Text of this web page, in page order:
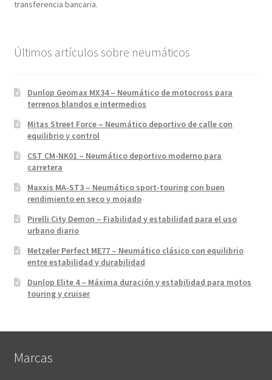
transferencia bancaria.
Últimos artículos sobre neumáticos
Dunlop Geomax MX34 – Neumático de motocross para
terrenos blandos e intermedios
Mitas Street Force – Neumático deportivo de calle con
equilibrio y control
CST CM-NK01 – Neumático deportivo moderno para
carretera
Maxxis MA-ST3 – Neumático sport-touring con buen
rendimiento en seco y mojado
Pirelli City Demon – Fiabilidad y estabilidad para el uso
urbano diario
Metzeler Perfect ME77 – Neumático clásico con equilibrio
entre estabilidad y durabilidad
Dunlop Elite 4 – Máxima duración y estabilidad para motos
touring y cruiser
Marcas